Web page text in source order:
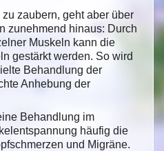
zaubern, geht aber über
zunehmend hinaus: Durch
Muskeln kann die
gestärkt werden. So wird
Behandlung der
Anhebung der
Behandlung im
häufig die
und Migräne.